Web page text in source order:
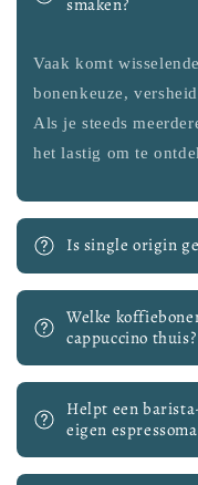
Vaak komt
bonenkeuze,
Als je steeds
het lastig om te
Is single origin
Welke
cappuccino thuis?
Helpt een
eigen